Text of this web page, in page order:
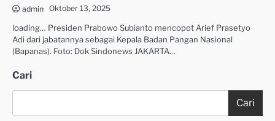
admin Oktober 13, 2025
loading… Presiden Prabowo Subianto mencopot Arief Prasetyo
Adi dari jabatannya sebagai Kepala Badan Pangan Nasional
(Bapanas). Foto: Dok Sindonews JAKARTA…
Cari
Cari